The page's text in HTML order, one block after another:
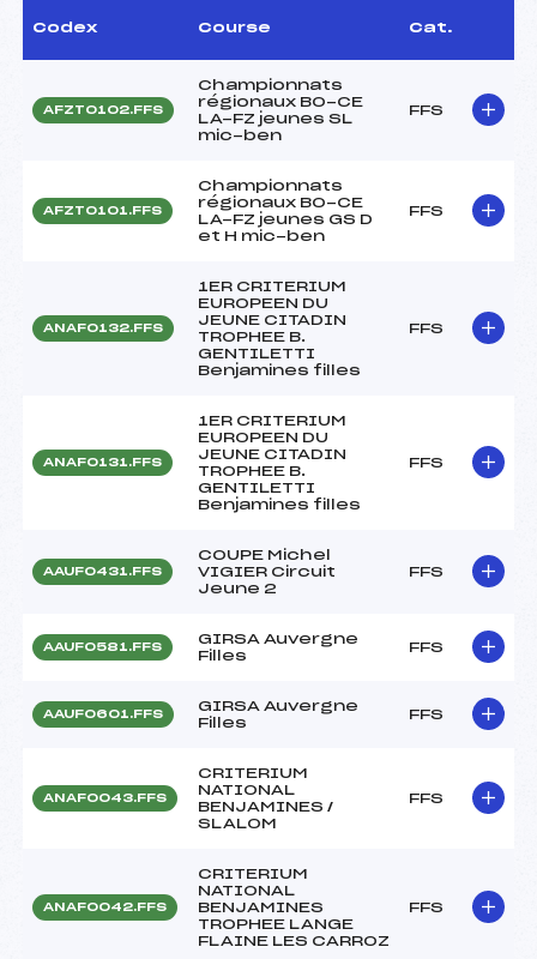
Codex Course Cat.
AFZT0102.FFS
Championnats
régionaux BO-CE
LA-FZ jeunes SL
mic-ben
FFS
AFZT0101.FFS
Championnats
régionaux BO-CE
LA-FZ jeunes GS D
et H mic-ben
FFS
ANAF0132.FFS
1ER CRITERIUM
EUROPEEN DU
JEUNE CITADIN
TROPHEE B.
GENTILETTI
Benjamines filles
FFS
ANAF0131.FFS
1ER CRITERIUM
EUROPEEN DU
JEUNE CITADIN
TROPHEE B.
GENTILETTI
Benjamines filles
FFS
AAUF0431.FFS
COUPE Michel
VIGIER Circuit
Jeune 2
FFS
AAUF0581.FFS
GIRSA Auvergne
Filles
FFS
AAUF0601.FFS
GIRSA Auvergne
Filles
FFS
ANAF0043.FFS
CRITERIUM
NATIONAL
BENJAMINES /
SLALOM
FFS
ANAF0042.FFS
CRITERIUM
NATIONAL
BENJAMINES
TROPHEE LANGE
FLAINE LES CARROZ
FFS